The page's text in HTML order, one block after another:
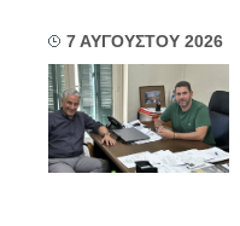
7 ΑΥΓΟΥΣΤΟΥ 2026